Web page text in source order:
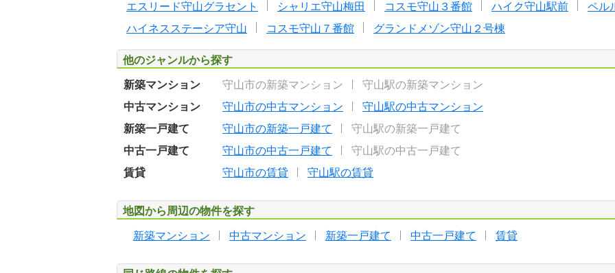
エスリード守山グラセント
シャリエ守山梅田 コスモ守山３番館 ハイク守山駅前 ペル
ハイネスステーシア守山
コスモ守山７番館 グランドメゾン守山２号棟
他のジャンルから探す
新築マンション 守山市の新築マンション
守山駅の新築マンション
中古マンション
守山市の中古マンション
守山駅の中古マンション
新築一戸建て
守山市の新築一戸建て
守山駅の新築一戸建て
中古一戸建て
守山市の中古一戸建て
守山駅の中古一戸建て
賃貸
守山市の賃貸 守山駅の賃貸
地図から周辺の物件を探す
新築マンション 中古マンション 新築一戸建て 中古一戸建て 賃貸